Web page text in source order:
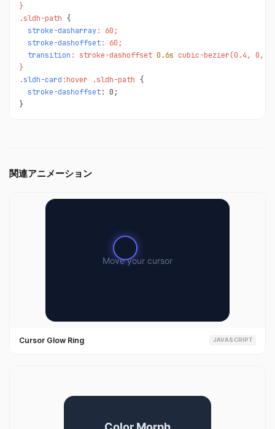
}
.sldh-path
stroke-dasharray: 60;
stroke-dashoffset: 60;
transition : stroke-dashoffset 0.6s cubic-bezier(0.4, 0,
}
.sldh-card :hover .sldh-path {
stroke-dashoffset: 0;
}
関連アニメーション
Cursor Glow Ring JAVASCRIPT